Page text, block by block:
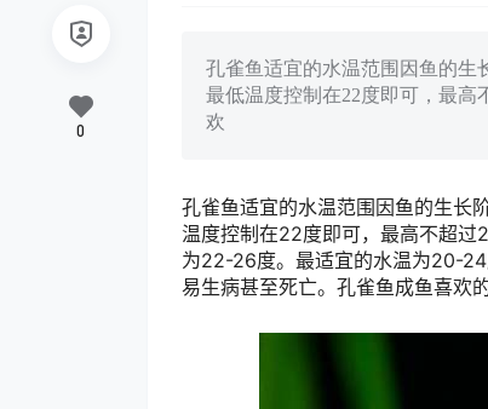
孔雀鱼适宜的水温范围因鱼的生
最低温度控制在22度即可，最高
欢
孔雀鱼适宜的水温范围因鱼的生长
温度控制在22度即可，最高不超
为22-26度。最适宜的水温为20-
易生病甚至死亡。孔雀鱼成鱼喜欢
0